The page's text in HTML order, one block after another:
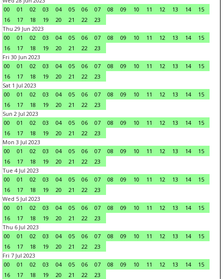
00
01 02 03 04 05 06 07 08 09 10 11 12 13 14
15
16
17 18 19 20 21 22
23
Thu 29 Jun 2023
00
01 02 03 04 05 06 07 08 09 10 11 12 13 14
15
16
17 18 19 20 21 22
23
Fri 30 Jun 2023
00
01 02 03 04 05 06 07 08 09 10 11 12 13 14
15
16
17 18 19 20 21 22
23
Sat 1 Jul 2023
00
01 02 03 04 05 06 07 08 09 10 11 12 13 14
15
16
17 18 19 20 21 22
23
Sun 2 Jul 2023
00
01 02 03 04 05 06 07 08 09 10 11 12 13 14
15
16
17 18 19 20 21 22
23
Mon 3 Jul 2023
00
01 02 03 04 05 06 07 08 09 10 11 12 13 14
15
16
17 18 19 20 21 22
23
Tue 4 Jul 2023
00
01 02 03 04 05 06 07 08 09 10 11 12 13 14
15
16
17 18 19 20 21 22
23
Wed 5 Jul 2023
00
01 02 03 04 05 06 07 08 09 10 11 12 13 14
15
16
17 18 19 20 21 22
23
Thu 6 Jul 2023
00
01 02 03 04 05 06 07 08 09 10 11 12 13 14
15
16
17 18 19 20 21 22
23
Fri 7 Jul 2023
00
01 02 03 04 05 06 07 08 09 10 11 12 13 14
15
16
17 18 19 20 21 22
23